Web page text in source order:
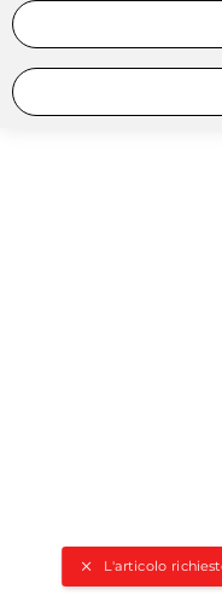
L'articolo